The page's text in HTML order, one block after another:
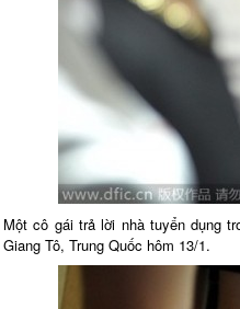
Một cô gái trả lời nhà tuyển dụng
Giang Tô, Trung Quốc hôm 13/1.